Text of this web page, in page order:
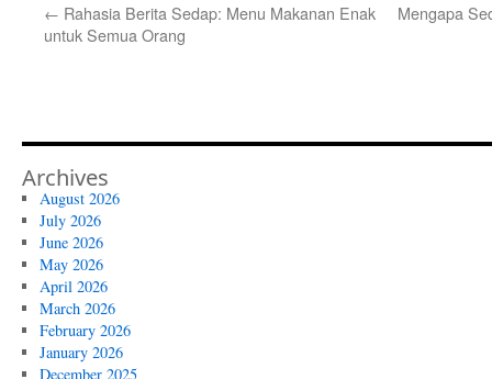
← Rahasia Berita Sedap: Menu Makanan Enak
untuk Semua Orang
Mengapa
Archives
August 2026
July 2026
June 2026
May 2026
April 2026
March 2026
February 2026
January 2026
December 2025